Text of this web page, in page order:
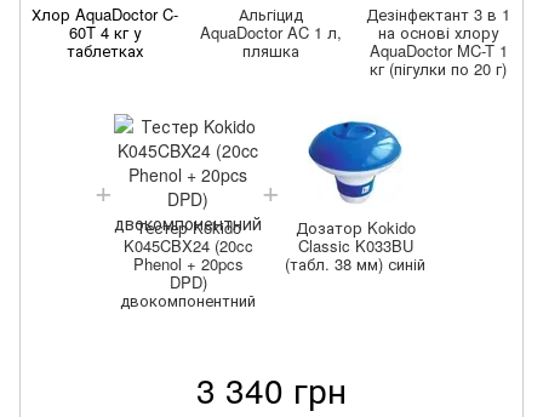
Хлор AquaDoctor C-
60T 4 кг у
таблетках
Альгіцид
AquaDoctor AC 1 л,
пляшка
Дезінфектант 3 в 1
на основі хлору
AquaDoctor MC-T 1
кг (пігулки по 20 г)
Тестер Kokido
K045CBX24 (20cc
Phenol + 20pcs
DPD)
двокомпонентний
Дозатор Kokido
Classic K033BU
(табл. 38 мм) синій
3 340 грн